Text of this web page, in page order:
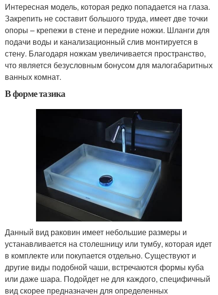
Интересная модель, которая редко попадается на глаза.
Закрепить не составит большого труда, имеет две точки
опоры – крепежи в стене и передние ножки. Шланги для
подачи воды и канализационный слив монтируется в
стену. Благодаря ножкам увеличивается пространство,
что является безусловным бонусом для малогабаритных
ванных комнат.
В форме тазика
Данный вид раковин имеет небольшие размеры и
устанавливается на столешницу или тумбу, которая идет
в комплекте или покупается отдельно. Существуют и
другие виды подобной чаши, встречаются формы куба
или даже шара. Подойдет не для каждого, специфичный
вид скорее предназначен для определенных